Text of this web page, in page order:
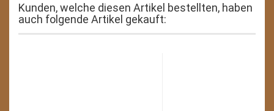
Kunden, welche diesen Artikel bestellten, haben
auch folgende Artikel gekauft: